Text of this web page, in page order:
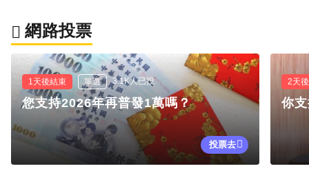
網路投票
1天後結束 單選 3.1K人已投
您支持2026年再普發1萬嗎？
投票去
2天
你